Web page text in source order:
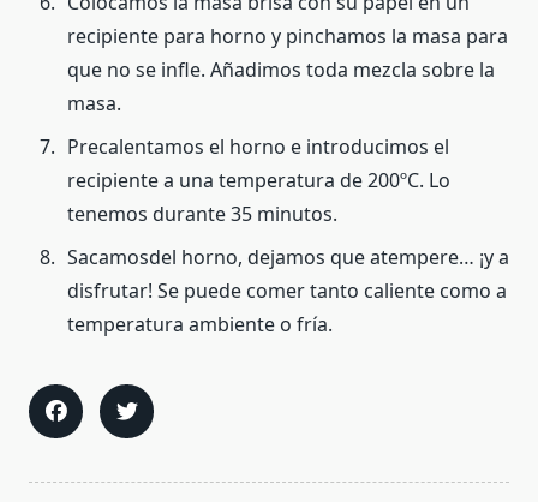
recipiente para horno y pinchamos la masa para
que no se infle. Añadimos toda mezcla sobre la
masa.
Precalentamos el horno e introducimos el
recipiente a una temperatura de 200ºC. Lo
tenemos durante 35 minutos.
Sacamosdel horno, dejamos que atempere… ¡y a
disfrutar! Se puede comer tanto caliente como a
temperatura ambiente o fría.